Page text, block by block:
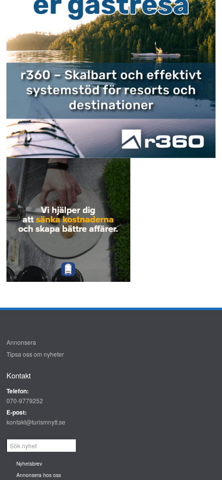
Annonsera
Tipsa oss om nyheter
Kontakt
Telefon:
070-9779252
E-post:
kontakt@turismnytt.se
Nyhetsbrev
Annonsera hos oss